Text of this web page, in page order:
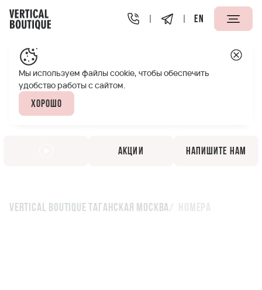
EN
Vertical Boutique Таганская Москва Номера
Мы используем файлы cookie, чтобы обеспечить
удобство работы с сайтом.
Хорошо
Акции Напишите нам